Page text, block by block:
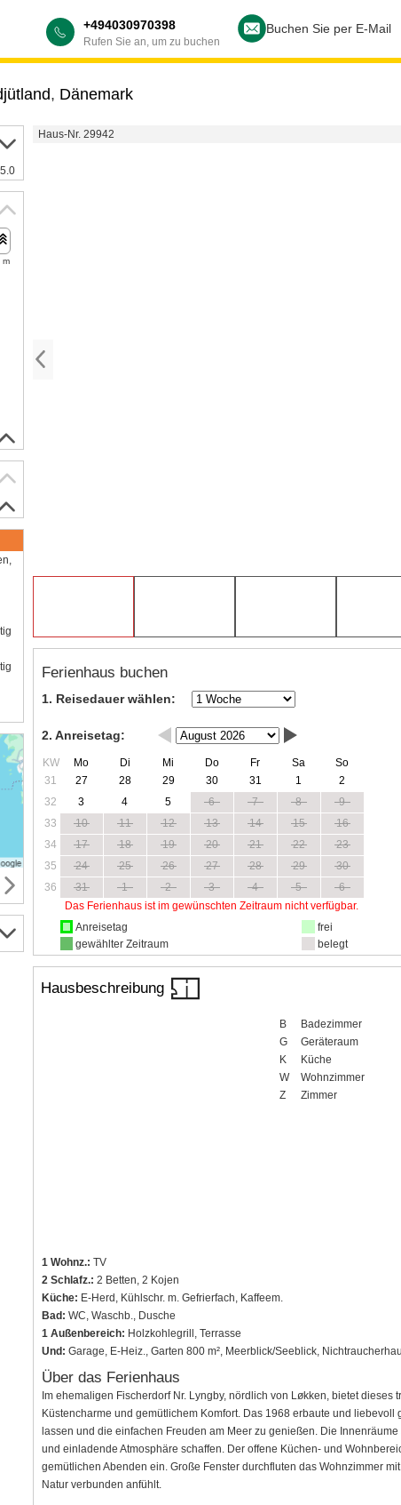
+494030970398
Rufen Sie an, um zu buchen
Buchen Sie per E-Mail
, Dänemark
Haus-Nr. 29942
Ferienhaus buchen
1. Reisedauer wählen:
2. Anreisetag:
KW Mo Di Mi Do Fr Sa
So
31
27 28 29 30 31 1
2
32
3 4 5 6 7 8
9
33
10 11 12 13 14 15
16
34
17 18 19 20 21 22
23
35
24 25 26 27 28 29
30
36
31 1 2 3 4 5
6
Das Ferienhaus ist im gewünschten Zeitraum nicht verfügbar.
Anreisetag
gewählter Zeitraum
frei
belegt
Hausbeschreibung
B
Badezimmer
G
Geräteraum
K
Küche
W
Wohnzimmer
Z
Zimmer
1 Wohnz.: TV
2 Schlafz.: 2 Betten, 2 Kojen
Küche: E-Herd, Kühlschr. m. Gefrierfach, Kaffeem.
Bad: WC, Waschb., Dusche
1 Außenbereich: Holzkohlegrill, Terrasse
Und: Garage, E-Heiz., Garten 800 m², Meerblick/Seeblick,
Über das Ferienhaus
Im ehemaligen Fischerdorf Nr. Lyngby, nördlich von Løkken, bietet
Küstencharme und gemütlichem Komfort. Das 1968 erbaute und
lassen und die einfachen Freuden am Meer zu genießen. Die
und einladende Atmosphäre schaffen. Der offene Küchen- und
gemütlichen Abenden ein. Große Fenster durchfluten das Wohnzimmer
Natur verbunden anfühlt.
m